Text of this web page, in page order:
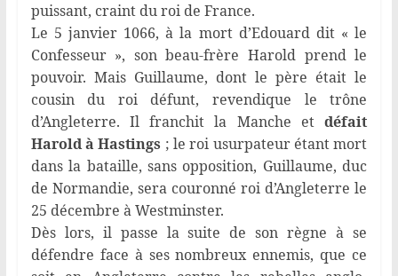
puissant, craint du roi de France.
Le 5 janvier 1066, à la mort d’Edouard dit « le
Confesseur », son beau-frère Harold prend le
pouvoir. Mais Guillaume, dont le père était le
cousin du roi défunt, revendique le trône
d’Angleterre. Il franchit la Manche etdéfait
Harold à Hastings ; le roi usurpateur étant mort
dans la bataille, sans opposition, Guillaume, duc
de Normandie, sera couronné roi d’Angleterre le
25 décembre à Westminster.
Dès lors, il passe la suite de son règne à se
défendre face à ses nombreux ennemis, que ce